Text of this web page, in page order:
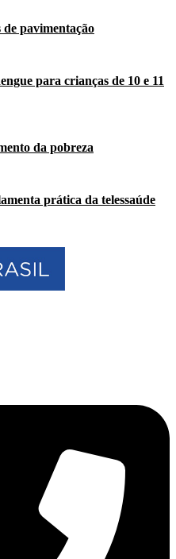
pavimentação
para crianças de 10 e 11
da pobreza
prática da telessaúde